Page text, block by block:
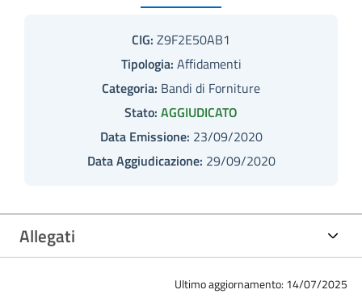
CIG: Z9F2E50AB1
Tipologia: Affidamenti
Categoria: Bandi di Forniture
Stato: AGGIUDICATO
Data Emissione: 23/09/2020
Data Aggiudicazione: 29/09/2020
Allegati
Ultimo aggiornamento: 14/07/2025